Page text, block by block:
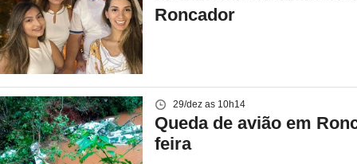
Roncador
29/dez as 10h14
Queda de avião em
feira